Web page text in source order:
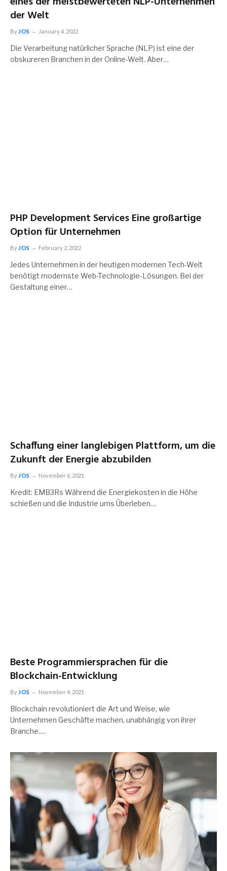
der Welt
By JOS January 4, 2022
Die Verarbeitung natürlicher Sprache (NLP) ist eine der
obskureren Branchen in der Online-Welt. Aber…
PHP Development Services Eine großartige
Option für Unternehmen
By JOS February 2, 2022
Jedes Unternehmen in der heutigen modernen Tech-Welt
benötigt modernste Web-Technologie-Lösungen. Bei der
Gestaltung einer…
Schaffung einer langlebigen Plattform, um die
Zukunft der Energie abzubilden
By JOS November 6, 2021
Kredit: EMB3Rs Während die Energiekosten in die Höhe
schießen und die Industrie ums Überleben…
Beste Programmiersprachen für die
Blockchain-Entwicklung
By JOS November 4, 2021
Blockchain revolutioniert die Art und Weise, wie
Unternehmen Geschäfte machen, unabhängig von ihrer
Branche.…